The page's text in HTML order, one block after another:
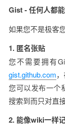
Gist - 任何人都
如果您不是极客
1. 匿名张贴
您不需要拥有
gist.github.com
您可以发布一个
搜索到而只对直
2. 能像wiki一样